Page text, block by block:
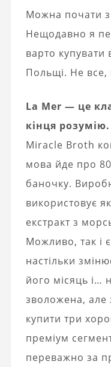
Можна почати з
Нещодавно я
варто купувати
Польщі. Не
La Mer — це
кінця розумію.
Miracle Broth
мова йде про
баночку.
використовує
екстракт з
Можливо, так і
настільки
його місяць і…
зволожена, але
купити три
преміум
переважно за